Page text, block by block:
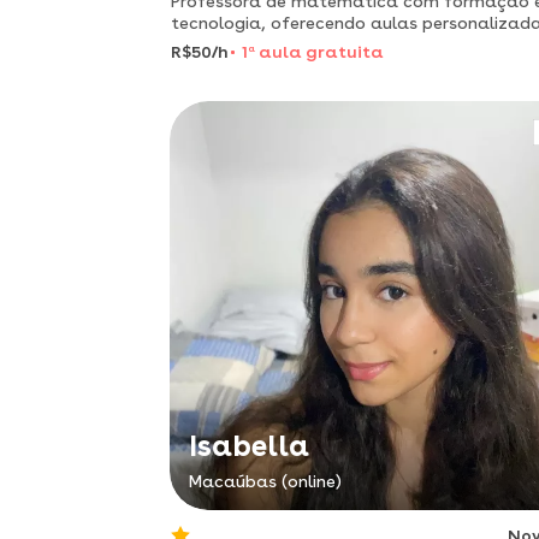
tecnologia, oferecendo aulas
metodologia simples e eficiente, adaptada
ritmo de cada aluno.
R$50/h 1 a aula gratuita
Isabella
Macaúbas (online)